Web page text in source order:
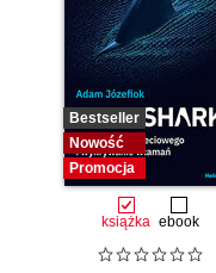
Bestseller
Nowość
Promocja
książka ebook